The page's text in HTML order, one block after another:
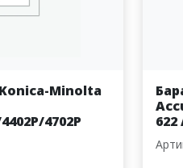
Minolta
4702P
622